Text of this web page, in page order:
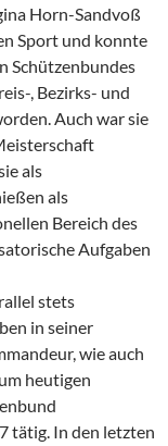
Horn-Sandvoß
Sport und konnte
Schützenbundes
, Bezirks- und
Auch war sie
als
als
Bereich des
Aufgaben
stets
in seiner
wie auch
heutigen
tätig. In den letzten